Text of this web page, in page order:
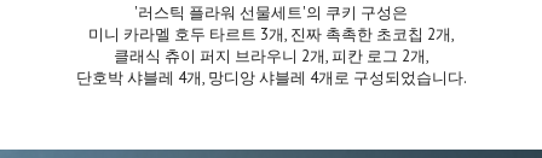
'러스틱 플라워 선물세트'의 쿠키 구성은
미니 카라멜 호두 타르트 3개, 진짜 촉촉한 초코칩 2개,
클래식 츄이 퍼지 브라우니 2개, 피칸 로그 2개,
단호박 샤블레 4개, 망디앙 샤블레 4개로 구성되었습니다.